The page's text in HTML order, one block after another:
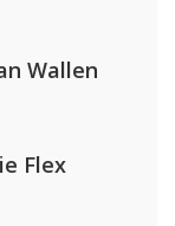
Wallen
Flex